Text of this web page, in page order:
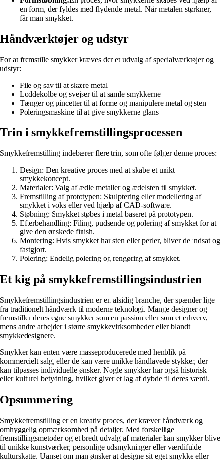
en form, der fyldes med flydende metal. Når metalen størkner,
får man smykket.
Håndværktøjer og udstyr
For at fremstille smykker kræves der et udvalg af specialværktøjer og
udstyr:
File og sav til at skære metal
Loddekolbe og svejser til at samle smykkerne
Tænger og pincetter til at forme og manipulere metal og sten
Poleringsmaskine til at give smykkerne glans
Trin i smykkefremstillingsprocessen
Smykkefremstilling indebærer flere trin, som ofte følger denne proces:
Design: Den kreative proces med at skabe et unikt
smykkekoncept.
Materialer: Valg af ædle metaller og ædelsten til smykket.
Fremstilling af prototypen: Skulptering eller modellering af
smykket i voks eller ved hjælp af CAD-software.
Støbning: Smykket støbes i metal baseret på prototypen.
Efterbehandling: Filing, pudsende og polering af smykket for at
give den ønskede finish.
Montering: Hvis smykket har sten eller perler, bliver de indsat og
fastgjort.
Polering: Endelig polering og rengøring af smykket.
Et kig på smykkefremstillingsindustrien
Smykkefremstillingsindustrien er en alsidig branche, der spænder lige
fra traditionelt håndværk til moderne teknologi. Mange designer og
fremstiller deres egne smykker som en passion eller som et erhverv,
mens andre arbejder i større smykkevirksomheder eller blandt
smykkedesignere.
Smykker kan enten være masseproducerede med henblik på
kommercielt salg, eller de kan være unikke håndlavede stykker, der
kan tilpasses individuelle ønsker. Nogle smykker har også historisk
eller kulturel betydning, hvilket giver et lag af dybde til deres værdi.
Opsummering
Smykkefremstilling er en kreativ proces, der kræver håndværk og
omhyggelig opmærksomhed på detaljer. Med forskellige
fremstillingsmetoder og et bredt udvalg af materialer kan smykker blive
til unikke kunstværker, personlige udsmykninger eller værdifulde
kulturskatte. Uanset om man ønsker at designe sit eget smykke eller